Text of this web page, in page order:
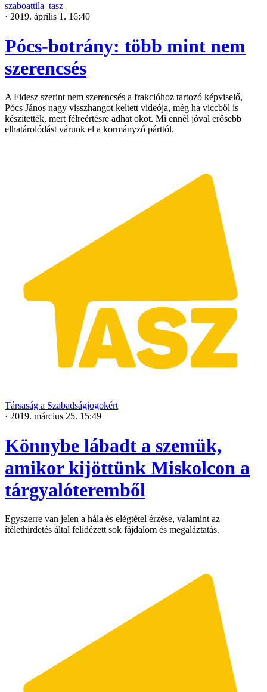
szaboattila_tasz
· 2019. április 1. 16:40
Pócs-botrány: több mint nem
szerencsés
A Fidesz szerint nem szerencsés a frakcióhoz tartozó képviselő,
Pócs János nagy visszhangot keltett videója, még ha viccből is
készítették, mert félreértésre adhat okot. Mi ennél jóval erősebb
elhatárolódást várunk el a kormányzó párttól.
Társaság a Szabadságjogokért
· 2019. március 25. 15:49
Könnybe lábadt a szemük,
amikor kijöttünk Miskolcon a
tárgyalóteremből
Egyszerre van jelen a hála és elégtétel érzése, valamint az
ítélethirdetés által felidézett sok fájdalom és megaláztatás.